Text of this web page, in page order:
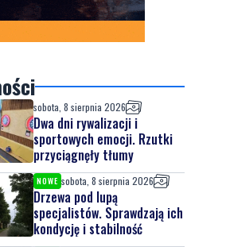
sobota, 8 sierpnia 2026
Dwa dni rywalizacji i
sportowych emocji. Rzutki
przyciągnęły tłumy
NOWE sobota, 8 sierpnia 2026
Drzewa pod lupą
specjalistów. Sprawdzają ich
kondycję i stabilność